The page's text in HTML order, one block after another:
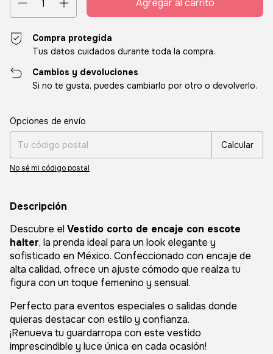
Compra protegida
Tus datos cuidados durante toda la compra.
Cambios y devoluciones
Si no te gusta, puedes cambiarlo por otro o devolverlo.
Entregas para el CP:
Opciones de envío
Calcular
No sé mi código postal
Descripción
Descubre el Vestido corto de encaje con escote
halter, la prenda ideal para un look elegante y
sofisticado en México. Confeccionado con encaje de
alta calidad, ofrece un ajuste cómodo que realza tu
figura con un toque femenino y sensual.
Perfecto para eventos especiales o salidas donde
quieras destacar con estilo y confianza.
¡Renueva tu guardarropa con este vestido
imprescindible y luce única en cada ocasión!